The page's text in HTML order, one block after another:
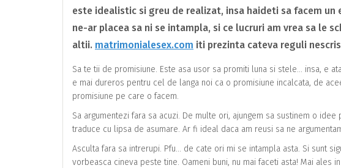
este idealistic si greu de realizat, insa haideti sa facem
ne-ar placea sa ni se intampla, si ce lucruri am vrea sa le
altii. matrimonialesex.com iti prezinta cateva reguli
Sa te tii de promisiune. Este asa usor sa promiti luna si stele… insa, e
e mai dureros pentru cel de langa noi ca o promisiune incalcata, de
promisiune pe care o facem.
Sa argumentezi fara sa acuzi. De multe ori, ajungem sa sustinem o
traduce cu lipsa de asumare. Ar fi ideal daca am reusi sa ne
Asculta fara sa intrerupi. Pfu… de cate ori mi se intampla asta. Si sunt
vorbeasca cineva peste tine. Oameni buni, nu mai faceti asta! Mai